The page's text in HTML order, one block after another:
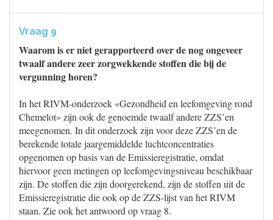
Vraag 9
Waarom is er niet gerapporteerd over de nog ongeveer
twaalf andere zeer zorgwekkende stoffen die bij de
vergunning horen?
In het RIVM-onderzoek «Gezondheid en leefomgeving rond
Chemelot» zijn ook de genoemde twaalf andere ZZS’en
meegenomen. In dit onderzoek zijn voor deze ZZS’en de
berekende totale jaargemiddelde luchtconcentraties
opgenomen op basis van de Emissieregistratie, omdat
hiervoor geen metingen op leefomgevingsniveau beschikbaar
zijn. De stoffen die zijn doorgerekend, zijn de stoffen uit de
Emissieregistratie die ook op de ZZS-lijst van het RIVM
staan. Zie ook het antwoord op vraag 8.